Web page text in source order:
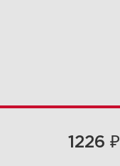
1226 ₽